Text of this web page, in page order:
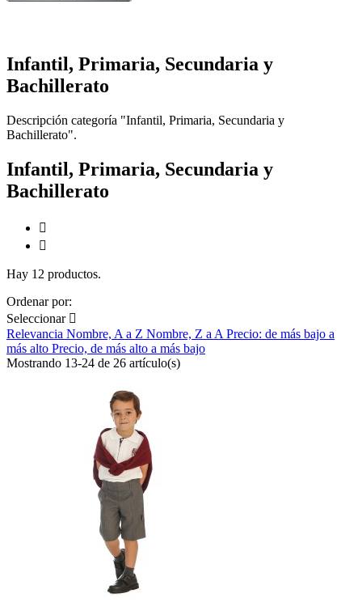
Infantil, Primaria, Secundaria y
Bachillerato
Descripción categoría "Infantil, Primaria, Secundaria y
Bachillerato".
Infantil, Primaria, Secundaria y
Bachillerato


Hay 12 productos.
Ordenar por:
Seleccionar 
Relevancia Nombre, A a Z Nombre, Z a A Precio: de más bajo a
más alto Precio, de más alto a más bajo
Mostrando 13-24 de 26 artículo(s)